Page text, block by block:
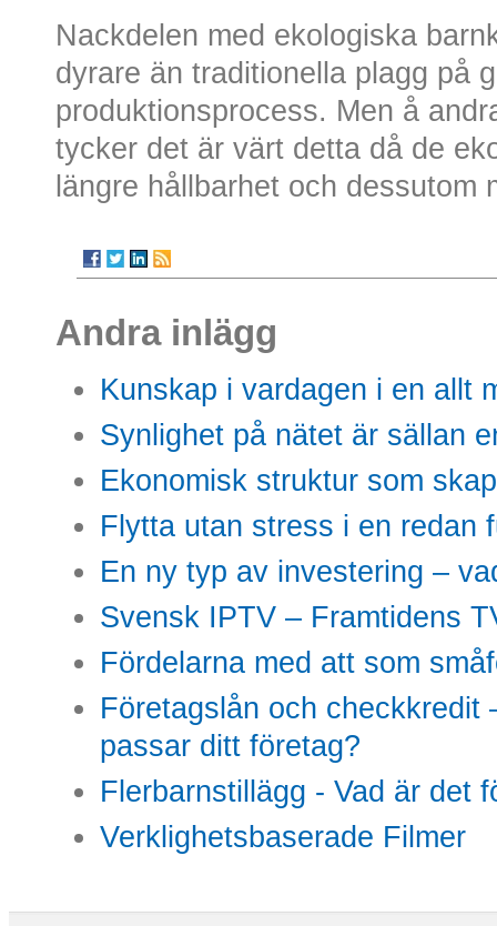
Nackdelen med ekologiska
dyrare än traditionella plagg på
produktionsprocess. Men å
tycker det är värt detta då de
längre hållbarhet och dessutom
Andra inlägg
Kunskap i vardagen i en allt
Synlighet på nätet är sällan
Ekonomisk struktur som
Flytta utan stress i en redan
En ny typ av investering –
Svensk IPTV – Framtidens
Fördelarna med att som
Företagslån och checkkredit
passar ditt företag?
Flerbarnstillägg - Vad är det
Verklighetsbaserade Filmer